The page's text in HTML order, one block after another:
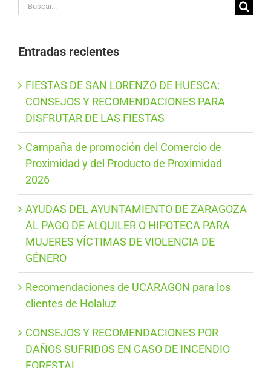
Buscar:
Entradas recientes
FIESTAS DE SAN LORENZO DE HUESCA:
CONSEJOS Y RECOMENDACIONES PARA
DISFRUTAR DE LAS FIESTAS
Campaña de promoción del Comercio de
Proximidad y del Producto de Proximidad
2026
AYUDAS DEL AYUNTAMIENTO DE ZARAGOZA
AL PAGO DE ALQUILER O HIPOTECA PARA
MUJERES VÍCTIMAS DE VIOLENCIA DE
GÉNERO
Recomendaciones de UCARAGON para los
clientes de Holaluz
CONSEJOS Y RECOMENDACIONES POR
DAÑOS SUFRIDOS EN CASO DE INCENDIO
FORESTAL